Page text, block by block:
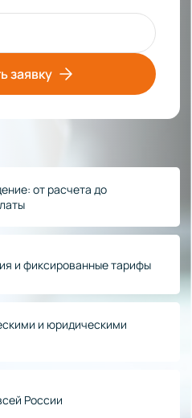
заявку
от расчета до
и фиксированные тарифы
и юридическими
России